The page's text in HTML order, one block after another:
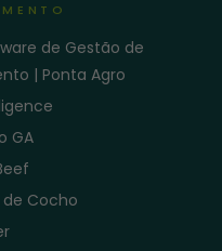
de Gestão de
| Ponta Agro
GA
de Cocho